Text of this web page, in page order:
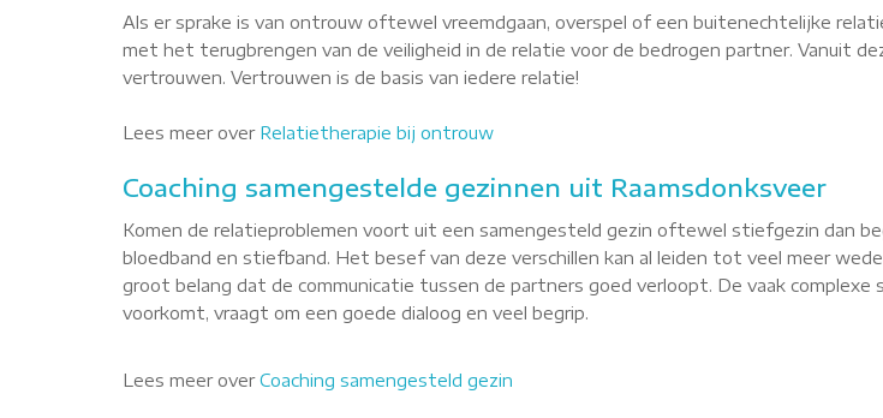
Als er sprake is van ontrouw oftewel vreemdgaan, overspel of een buitenechtelijke
met het terugbrengen van de veiligheid in de relatie voor de bedrogen partner. Vanuit
vertrouwen. Vertrouwen is de basis van iedere relatie!
Lees meer over Relatietherapie bij ontrouw
Coaching samengestelde gezinnen uit Raamsdonksveer
Komen de relatieproblemen voort uit een samengesteld gezin oftewel stiefgezin dan
bloedband en stiefband. Het besef van deze verschillen kan al leiden tot veel meer
groot belang dat de communicatie tussen de partners goed verloopt. De vaak
voorkomt, vraagt om een goede dialoog en veel begrip.
Lees meer overCoaching samengesteld gezin